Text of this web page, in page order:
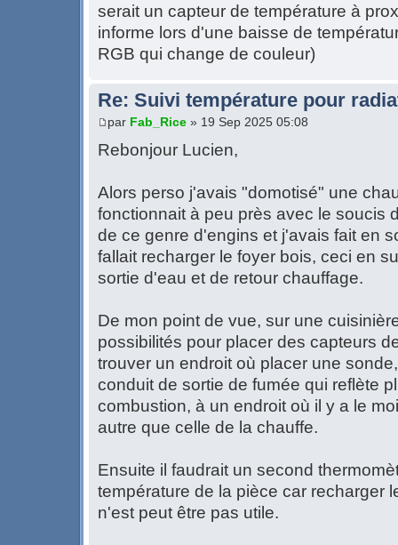
serait un capteur de température à
informe lors d'une baisse de
RGB qui change de couleur)
Re: Suivi température pour
par Fab_Rice » 19 Sep 2025 05:08
Rebonjour Lucien,
Alors perso j'avais "domotisé" une
fonctionnait à peu près avec le soucis
de ce genre d'engins et j'avais fait en
fallait recharger le foyer bois, ceci en
sortie d'eau et de retour chauffage.
De mon point de vue, sur une
possibilités pour placer des capteurs
trouver un endroit où placer une
conduit de sortie de fumée qui reflète
combustion, à un endroit où il y a le
autre que celle de la chauffe.
Ensuite il faudrait un second
température de la pièce car recharger
n'est peut être pas utile.